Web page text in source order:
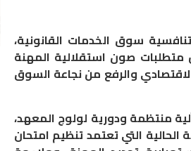
سوق الخدمات القانونية،
متطلبات صون استقلالية المهنة
والرفع من نجاعة السوق
منتظمة ودورية لولوج المعهد،
الحالية التي تعتمد تنظيم امتحان